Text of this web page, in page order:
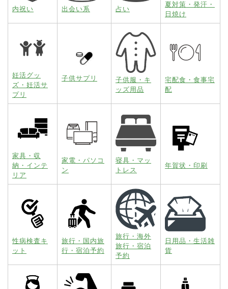
内祝い 出会い系 占い
夏対策・発汗・
日焼け
妊活グッ
ズ・妊活サ
プリ
子供サプリ
子供服・キ
ッズ用品
宅配食・食事宅
配
家具・収
納・インテ
リア
家電・パソコ
ン
寝具・マッ
トレス
年賀状・印刷
性病検査キ
ット
旅行・国内旅
行・宿泊予約
旅行・海外
旅行・宿泊
予約
日用品・生活雑
貨